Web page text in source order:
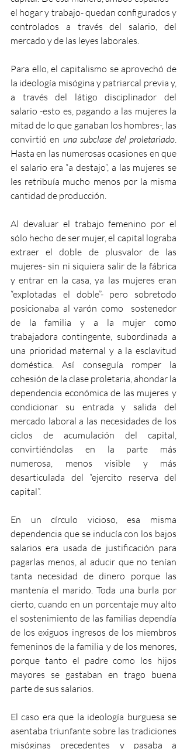
el hogar y trabajo- quedan configurados y
controlados a través del salario, del
mercado y de las leyes laborales.
Para ello, el capitalismo se aprovechó de
la ideología misógina y patriarcal previa y,
a través del látigo disciplinador del
salario -esto es, pagando a las mujeres la
mitad de lo que ganaban los hombres-, las
convirtió en una subclase del proletariado
Hasta en las numerosas ocasiones en que
el salario era “a destajo”, a las mujeres se
les retribuía mucho menos por la misma
cantidad de producción.
Al devaluar el trabajo femenino por el
sólo hecho de ser mujer, el capital lograba
extraer el doble de plusvalor de las
mujeres- sin ni siquiera salir de la fábrica
y entrar en la casa, ya las mujeres eran
“explotadas el doble”- pero sobretodo
posicionaba al varón como  sostenedor
de la familia y a la mujer como
trabajadora contingente, subordinada a
una prioridad maternal y a la esclavitud
doméstica. Así conseguía romper la
cohesión de la clase proletaria, ahondar la
dependencia económica de las mujeres y
condicionar su entrada y salida del
mercado laboral a las necesidades de los
ciclos de acumulación del capital,
convirtiéndolas en la parte más
numerosa, menos visible y más
desarticulada del “ejercito reserva del
capital”.
En un círculo vicioso, esa misma
dependencia que se inducía con los bajos
salarios era usada de justificación para
pagarlas menos, al aducir que no tenían
tanta necesidad de dinero porque las
mantenía el marido. Toda una burla por
cierto, cuando en un porcentaje muy alto
el sostenimiento de las familias dependía
de los exiguos ingresos de los miembros
femeninos de la familia y de los menores,
porque tanto el padre como los hijos
mayores se gastaban en trago buena
parte de sus salarios.
El caso era que la ideología burguesa se
asentaba triunfante sobre las tradiciones
misóginas precedentes y pasaba a